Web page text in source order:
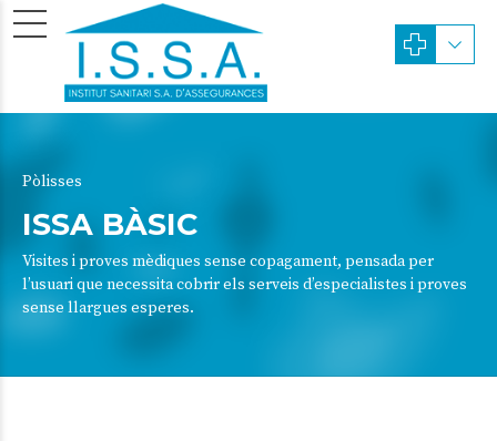
Pòlisses
ISSA BÀSIC
Visites i proves mèdiques sense copagament, pensada per
l’usuari que necessita cobrir els serveis d’especialistes i proves
sense llargues esperes.